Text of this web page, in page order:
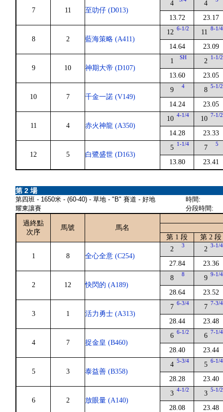
7 11 至叻仔 (D013)
4
13.72
4
23.17
8 2 藍海策略 (A411)
12 6-1/2
14.64
11 8-1/4
23.09
9 10 神期大帝 (D107)
1 SH
13.60
2 1-1/2
23.05
10 7 千金一諾 (V149)
9 4
14.24
8 5-1/2
23.05
11 4 赤火神龍 (A350)
10 4-1/4
14.28
10 7-1/2
23.33
12 5 白鷺盛世 (D163)
5 1-1/4
13.80
7 5
23.41
第 2 場
第四班 - 1650米 - (60-40) - 草地 - "B" 賽道 - 好地
耀東讓賽
時間:
分段時間:
過終點
次序
馬號
馬名
第 1 段
第 2 段
1 8 全心全意 (C254)
2 3
27.84
2 3-1/4
23.36
2 12 快閃的 (A189)
8 8
28.64
9 9-1/4
23.52
3 1 活力勇士 (A313)
7 6-3/4
28.44
7 7-3/4
23.48
4 7 捉金皇 (B460)
6 6-1/2
28.40
6 7-1/4
23.44
5 3 泰益善 (B358)
4 5-3/4
28.28
5 6-1/4
23.40
6 2 放眼量 (A140)
3 4-1/2
28.08
3 5-1/2
23.48